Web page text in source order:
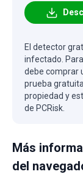
El detector
infectado.
debe comprar
prueba
propiedad y
de PCRisk.
Más
del